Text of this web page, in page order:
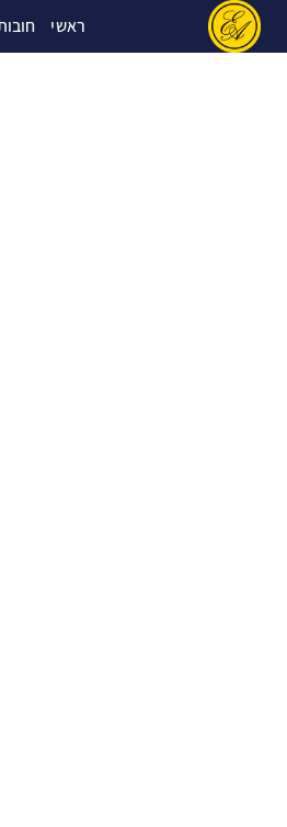
דילוג
לתוכן
ראשי